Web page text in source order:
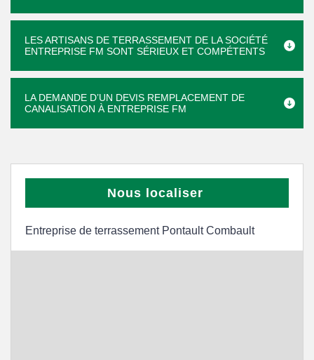
LES ARTISANS DE TERRASSEMENT DE LA SOCIÉTÉ
ENTREPRISE FM SONT SÉRIEUX ET COMPÉTENTS
LA DEMANDE D’UN DEVIS REMPLACEMENT DE
CANALISATION À ENTREPRISE FM
Nous localiser
Entreprise de terrassement Pontault Combault